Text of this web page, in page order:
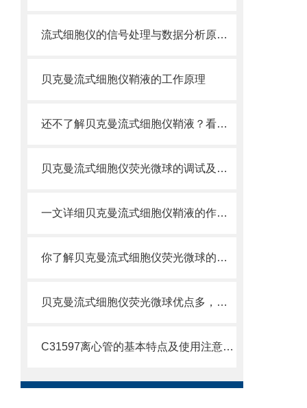
流式细胞仪的信号处理与数据分析原理分析
贝克曼流式细胞仪鞘液的工作原理
还不了解贝克曼流式细胞仪鞘液？看这里就对了！
贝克曼流式细胞仪荧光微球的调试及使用
一文详细贝克曼流式细胞仪鞘液的作用原理
你了解贝克曼流式细胞仪荧光微球的制备之怎样的吗
贝克曼流式细胞仪荧光微球优点多，实用效果好
C31597离心管的基本特点及使用注意事项